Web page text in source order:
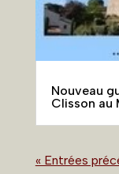
Nouveau
Clisson au
« Entrées